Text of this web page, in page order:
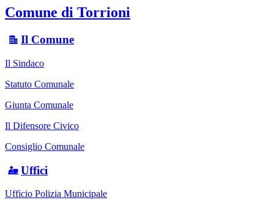
Comune di Torrioni
Il Comune
Il Sindaco
Statuto Comunale
Giunta Comunale
Il Difensore Civico
Consiglio Comunale
Uffici
Ufficio Polizia Municipale